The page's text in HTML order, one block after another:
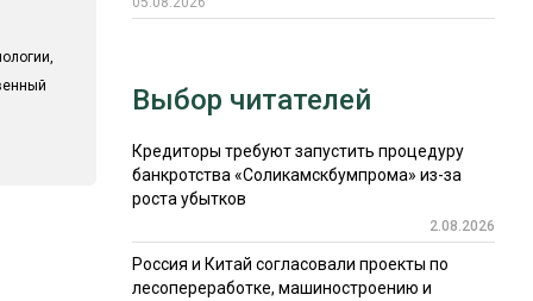
Выбор читателей
Кредиторы требуют запустить процедуру
банкротства «Соликамскбумпрома» из-за
роста убытков
2.08.2026
Россия и Китай согласовали проекты по
лесопереработке, машиностроению и